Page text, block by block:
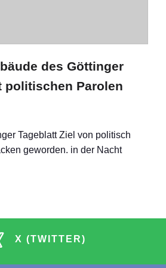
des Göttinger
politischen Parolen
Tageblatt Ziel von politisch
geworden. in der Nacht
X (TWITTER)